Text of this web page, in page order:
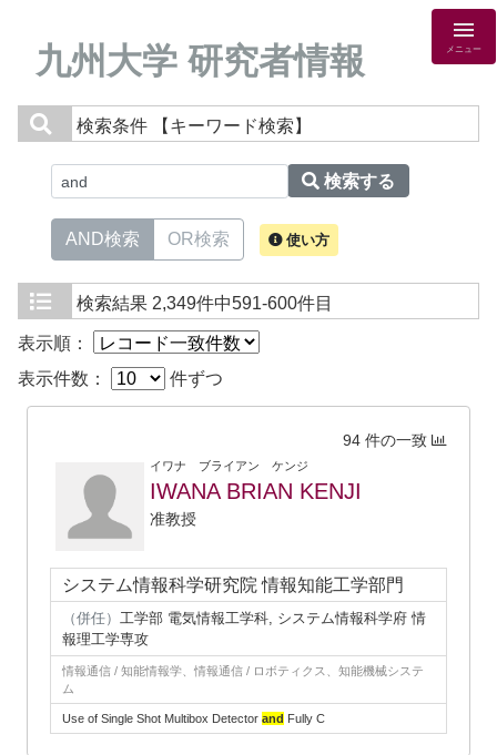
九州大学 研究者情報 メニュー
検索条件 【キーワード検索】
検索する
AND検索 OR検索 使い方
検索結果 2,349件中591-600件目
表示順：
表示件数：
件ずつ
94 件の一致
イワナ ブライアン ケンジ
IWANA BRIAN KENJI
准教授
システム情報科学研究院 情報知能工学部門
（併任） 工学部 電気情報工学科, システム情報科学府 情
報理工学専攻
情報通信 / 知能情報学、情報通信 / ロボティクス、知能機械システ
ム
Use of Single Shot Multibox Detector and Fully C